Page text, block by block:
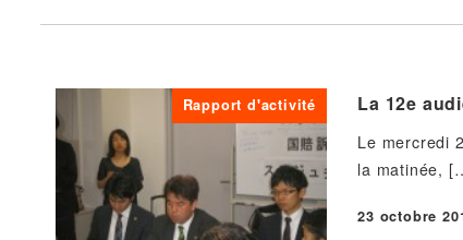
Rapport d'activité La 12e
Le mercredi
la matinée,
Publié
23 octobre